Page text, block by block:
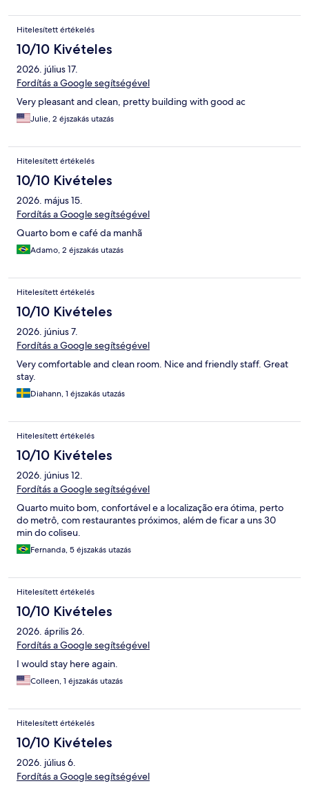
Hitelesített értékelés
10/10 Kivételes
2026. július 17.
Fordítás a Google segítségével
Very pleasant and clean, pretty building with good ac
Julie, 2 éjszakás utazás
Hitelesített értékelés
10/10 Kivételes
2026. május 15.
Fordítás a Google segítségével
Quarto bom e café da manhã
Adamo, 2 éjszakás utazás
Hitelesített értékelés
10/10 Kivételes
2026. június 7.
Fordítás a Google segítségével
Very comfortable and clean room. Nice and friendly staff. Great
stay.
Diahann, 1 éjszakás utazás
Hitelesített értékelés
10/10 Kivételes
2026. június 12.
Fordítás a Google segítségével
Quarto muito bom, confortável e a localização era ótima, perto
do metrô, com restaurantes próximos, além de ficar a uns 30
min do coliseu.
Fernanda, 5 éjszakás utazás
Hitelesített értékelés
10/10 Kivételes
2026. április 26.
Fordítás a Google segítségével
I would stay here again.
Colleen, 1 éjszakás utazás
Hitelesített értékelés
10/10 Kivételes
2026. július 6.
Fordítás a Google segítségével